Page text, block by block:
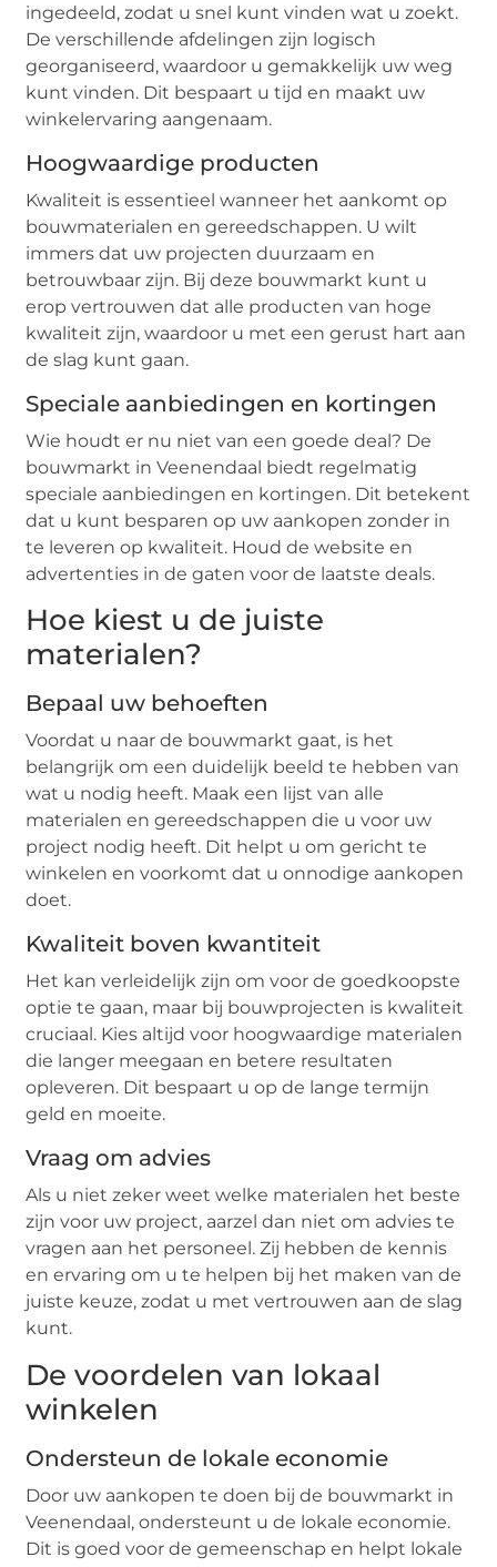
ingedeeld, zodat u snel kunt vinden wat u zoekt.
De verschillende afdelingen zijn logisch
georganiseerd, waardoor u gemakkelijk uw weg
kunt vinden. Dit bespaart u tijd en maakt uw
winkelervaring aangenaam.
Hoogwaardige producten
Kwaliteit is essentieel wanneer het aankomt op
bouwmaterialen en gereedschappen. U wilt
immers dat uw projecten duurzaam en
betrouwbaar zijn. Bij deze bouwmarkt kunt u
erop vertrouwen dat alle producten van hoge
kwaliteit zijn, waardoor u met een gerust hart aan
de slag kunt gaan.
Speciale aanbiedingen en kortingen
Wie houdt er nu niet van een goede deal? De
bouwmarkt in Veenendaal biedt regelmatig
speciale aanbiedingen en kortingen. Dit betekent
dat u kunt besparen op uw aankopen zonder in
te leveren op kwaliteit. Houd de website en
advertenties in de gaten voor de laatste deals.
Hoe kiest u de juiste
materialen?
Bepaal uw behoeften
Voordat u naar de bouwmarkt gaat, is het
belangrijk om een duidelijk beeld te hebben van
wat u nodig heeft. Maak een lijst van alle
materialen en gereedschappen die u voor uw
project nodig heeft. Dit helpt u om gericht te
winkelen en voorkomt dat u onnodige aankopen
doet.
Kwaliteit boven kwantiteit
Het kan verleidelijk zijn om voor de goedkoopste
optie te gaan, maar bij bouwprojecten is kwaliteit
cruciaal. Kies altijd voor hoogwaardige materialen
die langer meegaan en betere resultaten
opleveren. Dit bespaart u op de lange termijn
geld en moeite.
Vraag om advies
Als u niet zeker weet welke materialen het beste
zijn voor uw project, aarzel dan niet om advies te
vragen aan het personeel. Zij hebben de kennis
en ervaring om u te helpen bij het maken van de
juiste keuze, zodat u met vertrouwen aan de slag
kunt.
De voordelen van lokaal
winkelen
Ondersteun de lokale economie
Door uw aankopen te doen bij de bouwmarkt in
Veenendaal, ondersteunt u de lokale economie.
Dit is goed voor de gemeenschap en helpt lokale